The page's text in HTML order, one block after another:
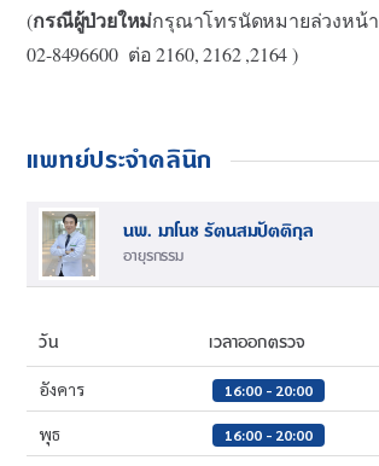
(กรณีผู้ป่วยใหม่กรุณาโทรนัดหมายล่วงหน้า
02-8496600 ต่อ2160, 2162 ,2164 )
แพทย์ประจำคลินิก
นพ. มาโนช รัตนสมปัตติกุล
อายุรกรรม
วัน เวลาออกตรวจ
อังคาร 16:00 - 20:00
พุธ 16:00 - 20:00